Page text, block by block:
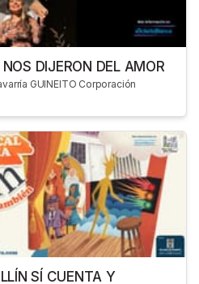
DIJERON DEL AMOR
GUINEITO Corporación
SÍ CUENTA Y